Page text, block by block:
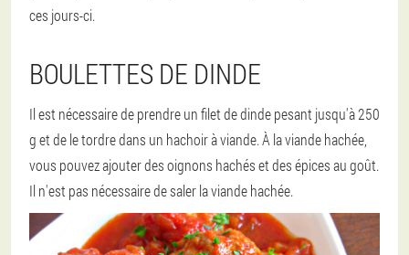
ces jours-ci.
BOULETTES DE DINDE
Il est nécessaire de prendre un filet de dinde pesant jusqu'à 250
g et de le tordre dans un hachoir à viande. À la viande hachée,
vous pouvez ajouter des oignons hachés et des épices au goût.
Il n'est pas nécessaire de saler la viande hachée.